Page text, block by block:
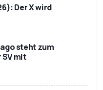
Der X wird
steht zum
mit